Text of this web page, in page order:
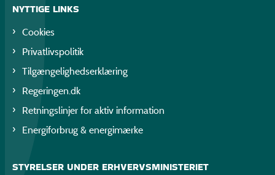
NYTTIGE LINKS
Cookies
Privatlivspolitik
Tilgængelighedserklæring
Regeringen.dk
Retningslinjer for aktiv information
Energiforbrug & energimærke
STYRELSER UNDER ERHVERVSMINISTERIET